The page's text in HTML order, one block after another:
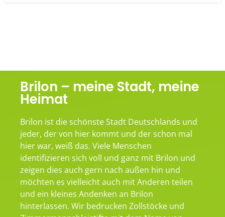
Brilon – meine Stadt, meine
Heimat
Brilon ist die schönste Stadt Deutschlands und
jeder, der von hier kommt und der schon mal
hier war, weiß das. Viele Menschen
identifizieren sich voll und ganz mit Brilon und
zeigen dies auch gern nach außen hin und
möchten es vielleicht auch mit Anderen teilen
und ein kleines Andenken an Brilon
hinterlassen. Wir bedrucken Zollstöcke und